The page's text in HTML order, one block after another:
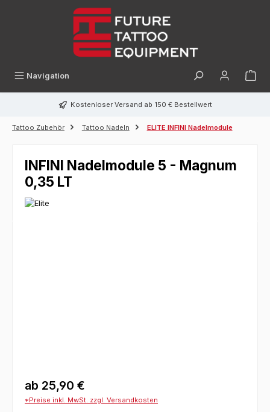
Navigation
Kostenloser Versand ab 150 € Bestellwert
Tattoo Zubehör Tattoo Nadeln ELITE INFINI Nadelmodule
INFINI Nadelmodule 5 - Magnum
0,35 LT
ab 25,90 €
*Preise inkl. MwSt. zzgl. Versandkosten